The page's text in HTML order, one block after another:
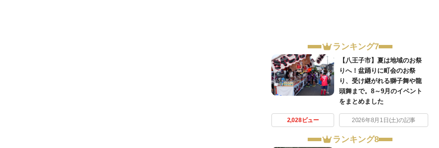
ランキング7
【八王子市】夏は地域のお祭
りへ！盆踊りに町会のお祭
り、受け継がれる獅子舞や龍
頭舞まで。8～9月のイベント
をまとめました
2,028ビュー 2026年8月1日(土)の記事
ランキング8